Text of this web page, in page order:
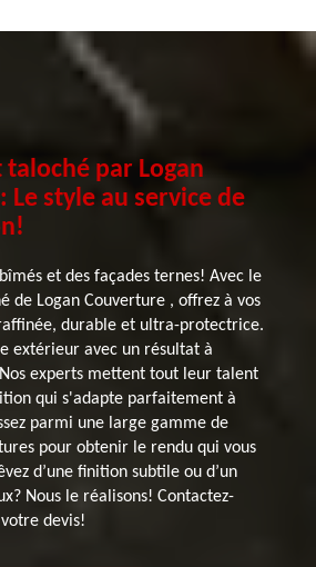
par Logan
Le style au service de
et des façades ternes! Avec le
de Logan Couverture , offrez à vos
durable et ultra-protectrice.
extérieur avec un résultat à
experts mettent tout leur talent
qui s'adapte parfaitement à
parmi une large gamme de
pour obtenir le rendu qui vous
d’une finition subtile ou d’un
Nous le réalisons! Contactez-
devis!